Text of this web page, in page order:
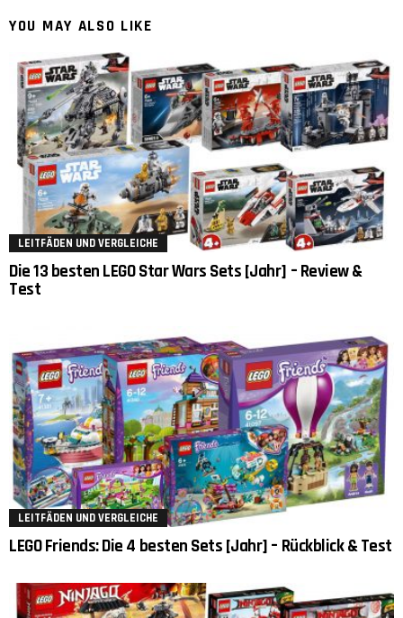
YOU MAY ALSO LIKE
LEITFÄDEN UND VERGLEICHE
Die 13 besten LEGO Star Wars Sets [Jahr] – Review &
Test
LEITFÄDEN UND VERGLEICHE
LEGO Friends: Die 4 besten Sets [Jahr] – Rückblick & Test